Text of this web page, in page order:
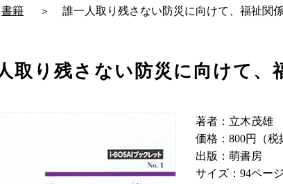
書籍 誰一人取り残さない防災に向けて、福祉関
取り残さない防災に向けて、
著者：立木茂雄
価格：800円（税
出版：萌書房
サイズ：‎94ページ